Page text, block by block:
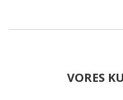
VORES